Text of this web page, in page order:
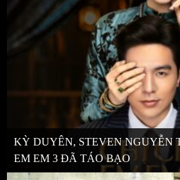
KỲ DUYÊN, STEVEN NGUYỄN
EM EM 3 ĐÃ TÁO BẠO